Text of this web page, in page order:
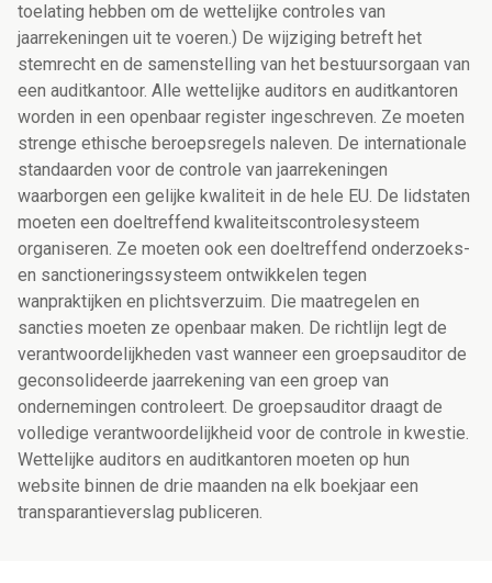
toelating hebben om de wettelijke controles van
jaarrekeningen uit te voeren.) De wijziging betreft het
stemrecht en de samenstelling van het bestuursorgaan van
een auditkantoor. Alle wettelijke auditors en auditkantoren
worden in een openbaar register ingeschreven. Ze moeten
strenge ethische beroepsregels naleven. De internationale
standaarden voor de controle van jaarrekeningen
waarborgen een gelijke kwaliteit in de hele EU. De lidstaten
moeten een doeltreffend kwaliteitscontrolesysteem
organiseren. Ze moeten ook een doeltreffend onderzoeks-
en sanctioneringssysteem ontwikkelen tegen
wanpraktijken en plichtsverzuim. Die maatregelen en
sancties moeten ze openbaar maken. De richtlijn legt de
verantwoordelijkheden vast wanneer een groepsauditor de
geconsolideerde jaarrekening van een groep van
ondernemingen controleert. De groepsauditor draagt de
volledige verantwoordelijkheid voor de controle in kwestie.
Wettelijke auditors en auditkantoren moeten op hun
website binnen de drie maanden na elk boekjaar een
transparantieverslag publiceren.